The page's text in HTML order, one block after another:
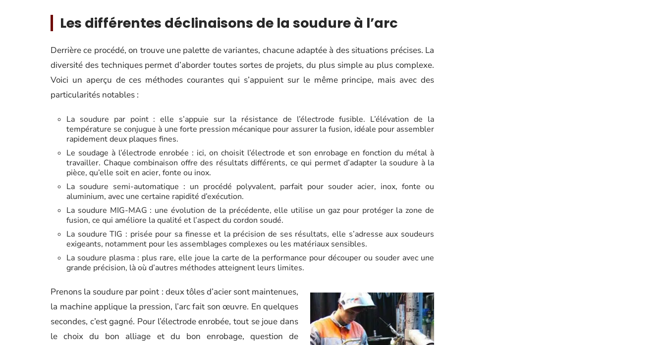
Les différentes déclinaisons de la soudure à l’arc
Derrière ce procédé, on trouve une palette de variantes, chacune adaptée à des situations précises. La
diversité des techniques permet d’aborder toutes sortes de projets, du plus simple au plus complexe.
Voici un aperçu de ces méthodes courantes qui s’appuient sur le même principe, mais avec des
particularités notables :
La soudure par point : elle s’appuie sur la résistance de l’électrode fusible. L’élévation de la
température se conjugue à une forte pression mécanique pour assurer la fusion, idéale pour assembler
rapidement deux plaques fines.
Le soudage à l’électrode enrobée : ici, on choisit l’électrode et son enrobage en fonction du métal à
travailler. Chaque combinaison offre des résultats différents, ce qui permet d’adapter la soudure à la
pièce, qu’elle soit en acier, fonte ou inox.
La soudure semi-automatique : un procédé polyvalent, parfait pour souder acier, inox, fonte ou
aluminium, avec une certaine rapidité d’exécution.
La soudure MIG-MAG : une évolution de la précédente, elle utilise un gaz pour protéger la zone de
fusion, ce qui améliore la qualité et l’aspect du cordon soudé.
La soudure TIG : prisée pour sa finesse et la précision de ses résultats, elle s’adresse aux soudeurs
exigeants, notamment pour les assemblages complexes ou les matériaux sensibles.
La soudure plasma : plus rare, elle joue la carte de la performance pour découper ou souder avec une
grande précision, là où d’autres méthodes atteignent leurs limites.
Prenons la soudure par point : deux tôles d’acier sont maintenues,
la machine applique la pression, l’arc fait son œuvre. En quelques
secondes, c’est gagné. Pour l’électrode enrobée, tout se joue dans
le choix du bon alliage et du bon enrobage, question de